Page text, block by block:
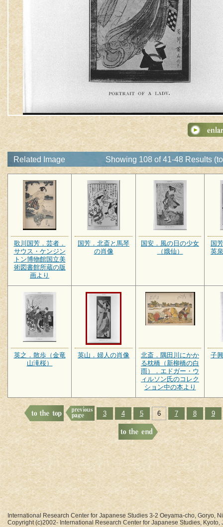
Related Image Showing 108 of 41-48 Results
歌川国芳．芸者．
サウス・ケンジン
トン博物館国立美
術図書館所蔵の版
画より
国芳．北斎と馬琴
の肖像
国安．風の日の少女
（娥仙）
国
英
英之．散歩（金竜
山滝桜）
英山．婦人の肖像
北斎．隅田川にかか
る枕橋（新柳橋の白
雨）．エドガー・ウ
ィルソン氏のコレク
ション中の本より
子
3 4 5 6 7 8 9
International Research Center for Japanese Studies 3-2 Oeyama-cho, Goryo,
Copyright (c)2002- International Research Center for Japanese Studies, Kyoto,